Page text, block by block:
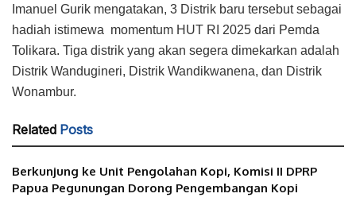
Imanuel Gurik mengatakan, 3 Distrik baru tersebut sebagai
hadiah istimewa momentum HUT RI 2025 dari Pemda
Tolikara. Tiga distrik yang akan segera dimekarkan adalah
Distrik Wandugineri, Distrik Wandikwanena, dan Distrik
Wonambur.
Related Posts
Berkunjung ke Unit Pengolahan Kopi, Komisi II DPRP
Papua Pegunungan Dorong Pengembangan Kopi